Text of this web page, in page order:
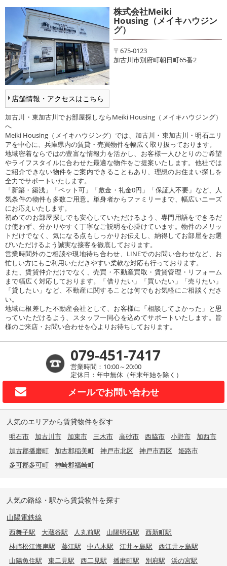
店舗情報・アクセスはこちら
株式会社Meiki
Housing（メイキハウジン
グ）
〒675-0123
加古川市別府町朝日町65番2
加古川・東加古川でお部屋探しならMeiki Housing（メイキハウジング）
へ
Meiki Housing（メイキハウジング）では、加古川・東加古川・明石エリ
アを中心に、兵庫県内の賃貸・売買物件を幅広く取り扱っております。
地域密着ならではの豊富な情報力を活かし、お客様一人ひとりのご希望
やライフスタイルに合わせた最適な物件をご提案いたします。他社では
ご紹介できない物件をご案内できることもあり、理想のお住まい探しを
全力でサポートいたします。
「新築・築浅」「ペット可」「敷金・礼金0円」「保証人不要」など、人
気条件の物件も多数ご用意。単身者からファミリーまで、幅広いニーズ
にお応えいたします。
初めてのお部屋探しでも安心していただけるよう、専門用語をできるだ
け使わず、分かりやすく丁寧なご説明を心掛けています。物件のメリッ
トだけでなく、気になる点もしっかりお伝えし、納得してお部屋をお選
びいただけるよう誠実な接客を徹底しております。
営業時間外のご相談や現地待ち合わせ、LINEでのお問い合わせなど、お
忙しい方にもご利用いただきやすい柔軟な対応も行っております。
また、賃貸仲介だけでなく、売買・不動産買取・賃貸管理・リフォーム
まで幅広く対応しております。「借りたい」「買いたい」「売りたい」
「貸したい」など、不動産に関することは何でもお気軽にご相談くださ
い。
地域に根差した不動産会社として、お客様に「相談してよかった」と思
っていただけるよう、スタッフ一同心を込めてサポートいたします。皆
様のご来店・お問い合わせを心よりお待ちしております。
079-451-7417
営業時間：10:00～20:00
定休日：年中無休（年末年始を除く）
メールでお問い合わせ
人気のエリアから賃貸物件を探す
明石市 加古川市 加東市 三木市 高砂市 西脇市 小野市
加西市
加古郡播磨町
加古郡稲美町 神戸市北区 神戸市西区
姫路市
多可郡多可町
神崎郡福崎町
人気の路線・駅から賃貸物件を探す
山陽電鉄線
西舞子駅 大蔵谷駅 人丸前駅 山陽明石駅
西新町駅
林崎松江海岸駅
藤江駅 中八木駅 江井ヶ島駅
西江井ヶ島駅
山陽魚住駅
東二見駅 西二見駅 播磨町駅 別府駅
浜の宮駅